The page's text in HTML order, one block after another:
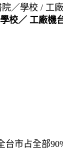
院／學校 / 工
校／ 工廠機
市占全部